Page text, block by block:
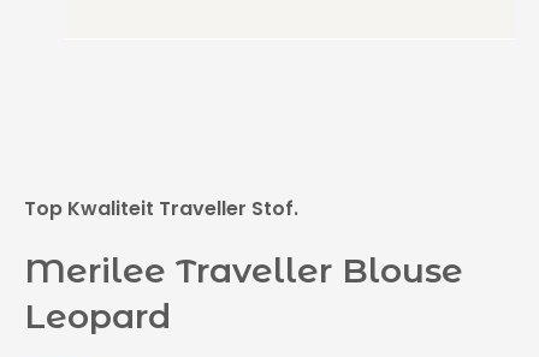
Top Kwaliteit Traveller Stof.
Merilee Traveller Blouse
Leopard